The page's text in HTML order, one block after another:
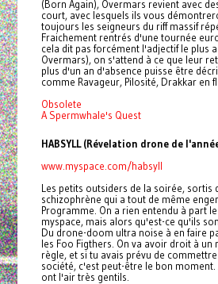
(Born Again), Overmars revient avec
court, avec lesquels ils vous
toujours les seigneurs du riff massif
Fraichement rentrés d'une tournée
cela dit pas forcément l'adjectif le plus
Overmars), on s'attend à ce que leur
plus d'un an d'absence puisse être
comme Ravageur, Pilosité, Drakkar en
Obsolete
A Spermwhale's Quest
HABSYLL (Révelation drone de
www.myspace.com/habsyll
Les petits outsiders de la soirée, sortis
schizophrène qui a tout de même
Programme. On a rien entendu à part
myspace, mais alors qu'est-ce qu'ils
Du drone-doom ultra noise à en faire
les Foo Figthers. On va avoir droit à un
règle, et si tu avais prévu de
société, c'est peut-être le bon moment.
ont l'air très gentils.